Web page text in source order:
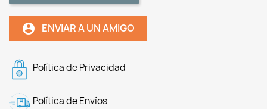
account_circle ENVIAR A UN AMIGO
Política de Privacidad
Política de Envíos